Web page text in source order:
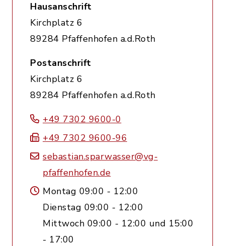
Hausanschrift
Kirchplatz 6
89284 Pfaffenhofen a.d.Roth
Postanschrift
Kirchplatz 6
89284 Pfaffenhofen a.d.Roth
+49 7302 9600-0
+49 7302 9600-96
sebastian.sparwasser@vg-
pfaffenhofen.de
Montag 09:00 - 12:00
Dienstag 09:00 - 12:00
Mittwoch 09:00 - 12:00 und 15:00
- 17:00